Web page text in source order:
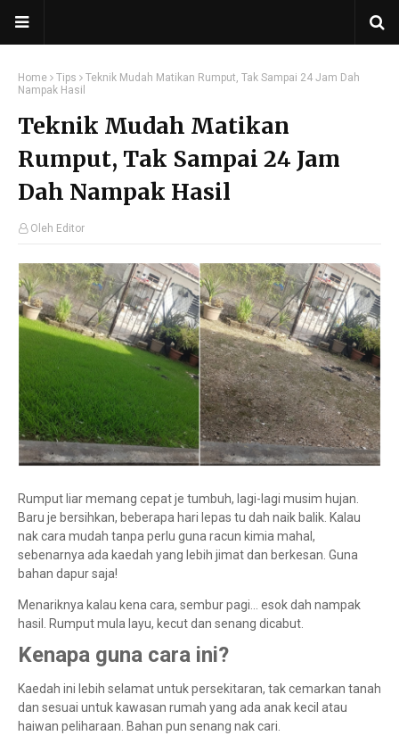
Home Tips
Teknik Mudah Matikan Rumput, Tak Sampai 24 Jam Dah
Nampak Hasil
Teknik Mudah Matikan
Rumput, Tak Sampai 24 Jam
Dah Nampak Hasil
Oleh Editor
Rumput liar memang cepat je tumbuh, lagi-lagi musim hujan.
Baru je bersihkan, beberapa hari lepas tu dah naik balik. Kalau
nak cara mudah tanpa perlu guna racun kimia mahal,
sebenarnya ada kaedah yang lebih jimat dan berkesan. Guna
bahan dapur saja!
Menariknya kalau kena cara, sembur pagi… esok dah nampak
hasil. Rumput mula layu, kecut dan senang dicabut.
Kenapa guna cara ini?
Kaedah ini lebih selamat untuk persekitaran, tak cemarkan tanah
dan sesuai untuk kawasan rumah yang ada anak kecil atau
haiwan peliharaan. Bahan pun senang nak cari.